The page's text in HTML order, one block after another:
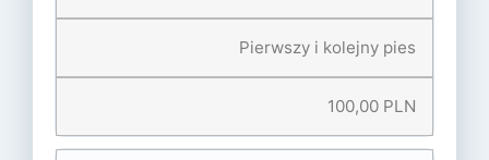
Pierwszy i kolejny pies
100,00 PLN